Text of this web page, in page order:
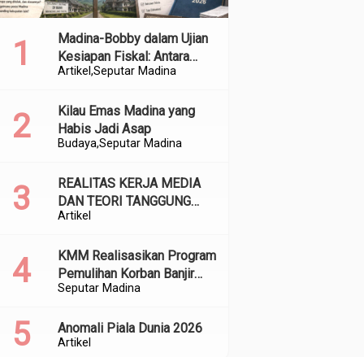
Artikel Seputar Madina
Madina-Bobby dalam Ujian
Kesiapan Fiskal: Antara
Kedekatan Politik dan
BudayaSeputar Madina
Kilau Emas Madina yang
Habis Jadi Asap
Artikel
REALITAS KERJA MEDIA
DAN TEORI TANGGUNG
JAWAB SOSIAL
Seputar Madina
KMM Realisasikan Program
Pemulihan Korban Banjir
dan Longsor di Kabupaten
Artikel
Anomali Piala Dunia 2026